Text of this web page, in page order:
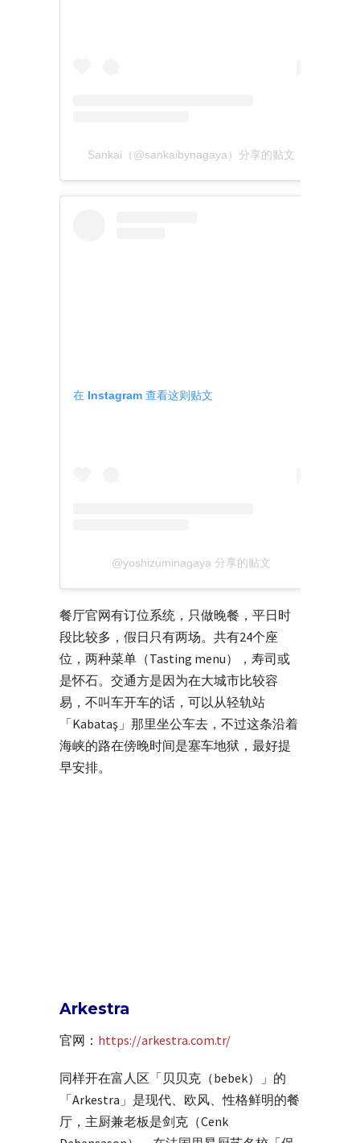
Sankai（@sankaibynagaya）分享的贴文
在 Instagram 查看这则贴文
@yoshizuminagaya 分享的贴文
餐厅官网有订位系统，只做晚餐，平日时
段比较多，假日只有两场。共有24个座
位，两种菜单（Tasting menu），寿司或
是怀石。交通方是因为在大城市比较容
易，不叫车开车的话，可以从轻轨站
「Kabataş」那里坐公车去，不过这条沿着
海峡的路在傍晚时间是塞车地狱，最好提
早安排。
Arkestra
官网： https://arkestra.com.tr/
同样开在富人区「贝贝克（bebek）」的
「Arkestra」是现代、欧风、性格鲜明的餐
厅，主厨兼老板是剑克（Cenk